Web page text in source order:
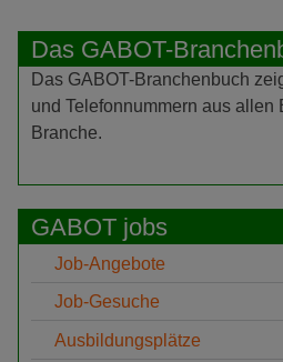
Das GABOT-
Das GABOT-Branchenbuch
und Telefonnummern aus allen
Branche.
GABOT jobs
Job-Angebote
Job-Gesuche
Ausbildungsplätze